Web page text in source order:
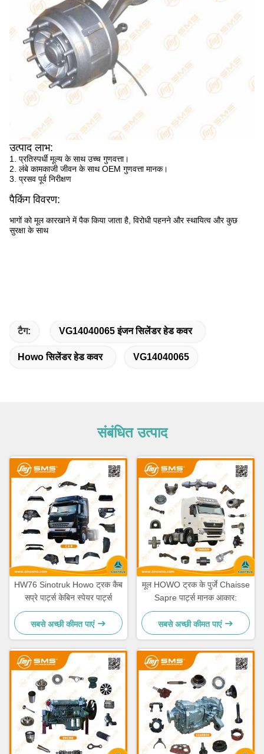
उत्पाद लाभ:
1. प्रतिस्पर्धी मूल्य के साथ उच्च गुणवत्ता।
2. लंबे कामकाजी जीवन के साथ OEM गुणवत्ता मानक।
3. प्रसव पूर्व निरीक्षण
पैकिंग विवरण:
भागों को मूल कारखाने में पैक किया जाता है, विरोधी पहनने और स्थायित्व और कुछ
सुरक्षा के साथ
टैग: VG14040065 इंजन सिलेंडर हेड कवर
Howo सिलेंडर हेड कवर VG14040065
संबंधित उत्पाद
HW76 Sinotruk Howo ट्रक कैब
सप्रे पार्ट्स केबिन स्पेयर पार्ट्स
सबसे अच्छी कीमत पाएं
मूल HOWO ट्रक के पुर्जे Chaisse
Sapre पार्ट्स मानक आकार:
सबसे अच्छी कीमत पाएं